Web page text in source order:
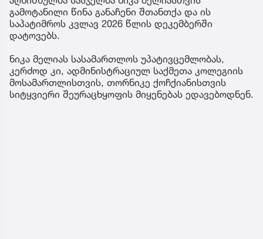
გამოტანილი წინა განაჩენი შთანთქა და ის
საპატიმროს კვლავ 2026 წლის დეკემბერში
დატოვებს.
ნიკა მელიას სასამართლოს უპატივცემლობას,
კერძოდ კი, ადმინისტრაციულ საქმეთა კოლეგიის
მოსამართლისთვის, თორნიკე ქოჩქიანისთვის
სიტყვიერი შეურაცხყოფის მიყენებას ედავებოდნენ.